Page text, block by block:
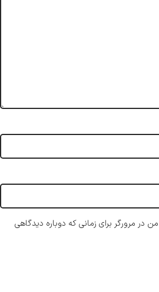
در مرورگر برای زمانی که دوباره دیدگاهی